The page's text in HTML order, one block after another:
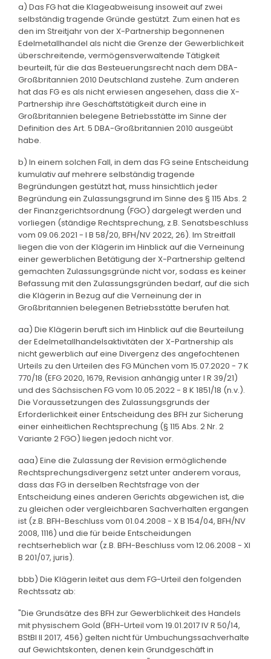
a) Das FG hat die Klageabweisung insoweit auf zwei
selbständig tragende Gründe gestützt. Zum einen hat es
den im Streitjahr von der X-Partnership begonnenen
Edelmetallhandel als nicht die Grenze der Gewerblichkeit
überschreitende, vermögensverwaltende Tätigkeit
beurteilt, für die das Besteuerungsrecht nach dem DBA-
Großbritannien 2010 Deutschland zustehe. Zum anderen
hat das FG es als nicht erwiesen angesehen, dass die X-
Partnership ihre Geschäftstätigkeit durch eine in
Großbritannien belegene Betriebsstätte im Sinne der
Definition des Art. 5 DBA-Großbritannien 2010 ausgeübt
habe.
b) In einem solchen Fall, in dem das FG seine Entscheidung
kumulativ auf mehrere selbständig tragende
Begründungen gestützt hat, muss hinsichtlich jeder
Begründung ein Zulassungsgrund im Sinne des § 115 Abs. 2
der Finanzgerichtsordnung (FGO) dargelegt werden und
vorliegen (ständige Rechtsprechung, z.B. Senatsbeschluss
vom 09.06.2021 - I B 58/20, BFH/NV 2022, 26). Im Streitfall
liegen die von der Klägerin im Hinblick auf die Verneinung
einer gewerblichen Betätigung der X-Partnership geltend
gemachten Zulassungsgründe nicht vor, sodass es keiner
Befassung mit den Zulassungsgründen bedarf, auf die sich
die Klägerin in Bezug auf die Verneinung der in
Großbritannien belegenen Betriebsstätte berufen hat.
aa) Die Klägerin beruft sich im Hinblick auf die Beurteilung
der Edelmetallhandelsaktivitäten der X-Partnership als
nicht gewerblich auf eine Divergenz des angefochtenen
Urteils zu den Urteilen des FG München vom 15.07.2020 - 7 K
770/18 (EFG 2020, 1679, Revision anhängig unter I R 39/21)
und des Sächsischen FG vom 10.05.2022 - 8 K 1851/18 (n.v.).
Die Voraussetzungen des Zulassungsgrunds der
Erforderlichkeit einer Entscheidung des BFH zur Sicherung
einer einheitlichen Rechtsprechung (§ 115 Abs. 2 Nr. 2
Variante 2 FGO) liegen jedoch nicht vor.
aaa) Eine die Zulassung der Revision ermöglichende
Rechtsprechungsdivergenz setzt unter anderem voraus,
dass das FG in derselben Rechtsfrage von der
Entscheidung eines anderen Gerichts abgewichen ist, die
zu gleichen oder vergleichbaren Sachverhalten ergangen
ist (z.B. BFH-Beschluss vom 01.04.2008 - X B 154/04, BFH/NV
2008, 1116) und die für beide Entscheidungen
rechtserheblich war (z.B. BFH-Beschluss vom 12.06.2008 - XI
B 201/07, juris).
bbb) Die Klägerin leitet aus dem FG-Urteil den folgenden
Rechtssatz ab:
"Die Grundsätze des BFH zur Gewerblichkeit des Handels
mit physischem Gold (BFH-Urteil vom 19.01.2017 IV R 50/14,
BStBl II 2017, 456) gelten nicht für Umbuchungssachverhalte
auf Gewichtskonten, denen kein Grundgeschäft in